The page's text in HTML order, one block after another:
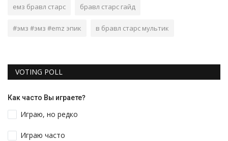
емз бравл старс бравл старс гайд
#эмз #эмз #emz эпик в бравл старс мультик
VOTING POLL
Как часто Вы играете?
Играю, но редко
Играю часто